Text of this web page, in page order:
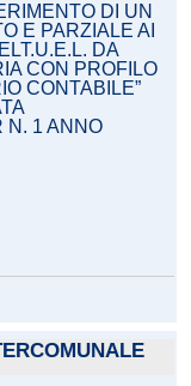
DI UN
E PARZIALE AI
DA
CON PROFILO
CONTABILE”
N. 1 ANNO